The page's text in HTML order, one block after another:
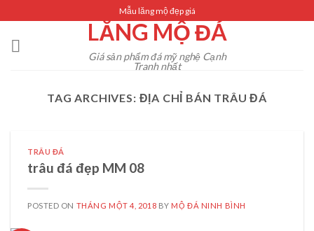
content
Mẫu lăng mộ đẹp giá
LĂNG MỘ ĐÁ
Giá sản phẩm đá mỹ nghệ Cạnh
Tranh nhất
TAG ARCHIVES: ĐỊA CHỈ BÁN TRÂU ĐÁ
TRÂU ĐÁ
trâu đá đẹp MM 08
POSTED ON THÁNG MỘT 4, 2018 BY MỘ ĐÁ NINH BÌNH